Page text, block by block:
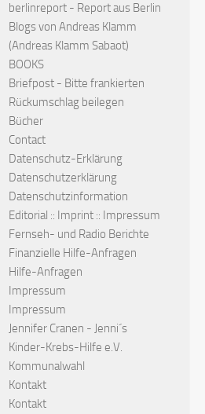
Offenes Konzept für
Nothilfe für Flüchtlinge
suchende Menschen in
und in allen weiteren
Welt
26. NOVEMBER 2015
berlinreport - Report aus Berlin
Blogs von Andreas Klamm
(Andreas Klamm Sabaot)
BOOKS
Briefpost - Bitte frankierten
Rückumschlag beilegen
Bücher
Contact
Datenschutz-Erklärung
Datenschutzerklärung
Datenschutzinformation
Editorial :: Imprint :: Impressum
Fernseh- und Radio Berichte
Finanzielle Hilfe-Anfragen
Hilfe-Anfragen
Impressum
Impressum
Jennifer Cranen - Jenni´s
Kinder-Krebs-Hilfe e.V.
Kommunalwahl
Kontakt
Kontakt